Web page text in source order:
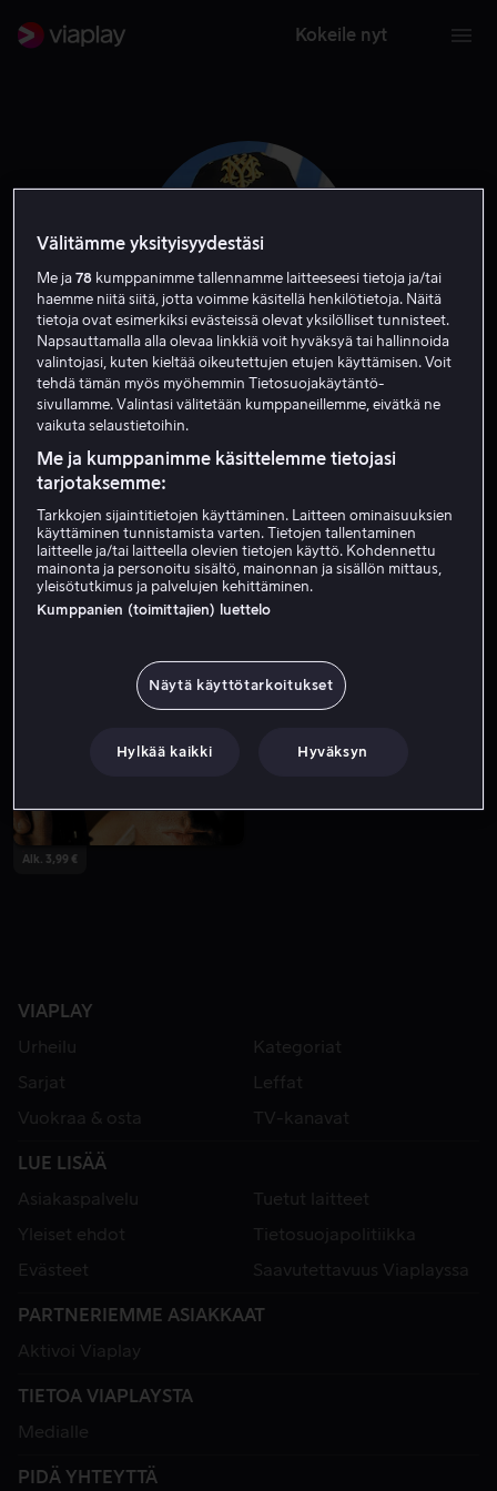
Kokeile nyt
Reginald VelJohnson
Näyttelijä Vieras
Alk. 4,49 €
Alk. 3,99 €
VIAPLAY
Urheilu
Kategoriat
Sarjat
Leffat
Vuokraa & osta
TV-kanavat
LUE LISÄÄ
Asiakaspalvelu
Tuetut laitteet
Yleiset ehdot
Tietosuojapolitiikka
Evästeet
Saavutettavuus Viaplayssa
PARTNERIEMME ASIAKKAAT
Aktivoi Viaplay
TIETOA VIAPLAYSTA
Medialle
PIDÄ YHTEYTTÄ
Välitämme yksityisyydestäsi
Me ja78 kumppanimme tallennamme laitteeseesi tietoja ja/tai
haemme niitä siitä, jotta voimme käsitellä henkilötietoja. Näitä
tietoja ovat esimerkiksi evästeissä olevat yksilölliset tunnisteet.
Napsauttamalla alla olevaa linkkiä voit hyväksyä tai hallinnoida
valintojasi, kuten kieltää oikeutettujen etujen käyttämisen. Voit
tehdä tämän myös myöhemmin Tietosuojakäytäntö-
sivullamme. Valintasi välitetään kumppaneillemme, eivätkä ne
vaikuta selaustietoihin.
Me ja kumppanimme käsittelemme tietojasi
tarjotaksemme:
Tarkkojen sijaintitietojen käyttäminen. Laitteen ominaisuuksien
käyttäminen tunnistamista varten. Tietojen tallentaminen
laitteelle ja/tai laitteella olevien tietojen käyttö. Kohdennettu
mainonta ja personoitu sisältö, mainonnan ja sisällön mittaus,
yleisötutkimus ja palvelujen kehittäminen.
Kumppanien (toimittajien) luettelo
Näytä käyttötarkoitukset
Hylkää kaikki Hyväksyn